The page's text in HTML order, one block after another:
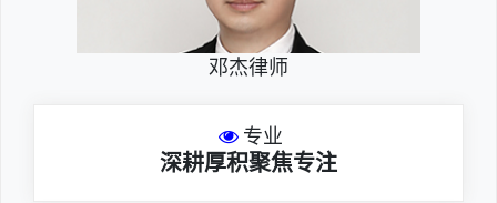
邓杰律师
专业
深耕厚积聚焦专注